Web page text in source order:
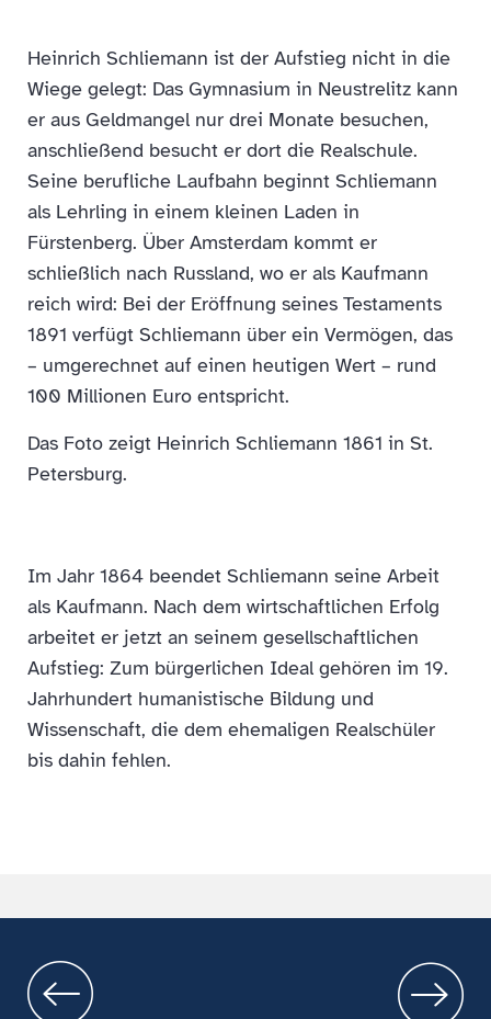
Heinrich Schliemann ist der Aufstieg nicht in die
Wiege gelegt: Das Gymnasium in Neustrelitz kann
er aus Geldmangel nur drei Monate besuchen,
anschließend besucht er dort die Realschule.
Seine berufliche Laufbahn beginnt Schliemann
als Lehrling in einem kleinen Laden in
Fürstenberg. Über Amsterdam kommt er
schließlich nach Russland, wo er als Kaufmann
reich wird: Bei der Eröffnung seines Testaments
1891 verfügt Schliemann über ein Vermögen, das
– umgerechnet auf einen heutigen Wert – rund
100 Millionen Euro entspricht.
Das Foto zeigt Heinrich Schliemann 1861 in St.
Petersburg.
Im Jahr 1864 beendet Schliemann seine Arbeit
als Kaufmann. Nach dem wirtschaftlichen Erfolg
arbeitet er jetzt an seinem gesellschaftlichen
Aufstieg: Zum bürgerlichen Ideal gehören im 19.
Jahrhundert humanistische Bildung und
Wissenschaft, die dem ehemaligen Realschüler
bis dahin fehlen.